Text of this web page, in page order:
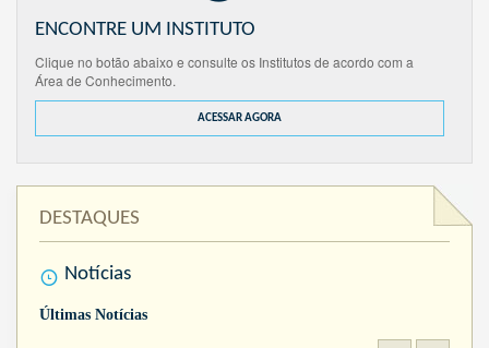
ENCONTRE UM INSTITUTO
Clique no botão abaixo e consulte os Institutos de acordo com a
Área de Conhecimento.
ACESSAR AGORA
DESTAQUES
Notícias
Últimas Notícias